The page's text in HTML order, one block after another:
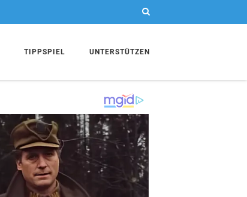
TIPPSPIEL UNTERSTÜTZEN